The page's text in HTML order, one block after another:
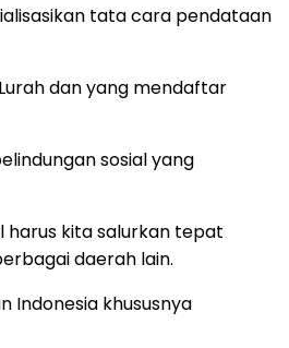
tata cara pendataan
dan yang mendaftar
sosial yang
harus kita salurkan tepat
daerah lain.
Indonesia khususnya